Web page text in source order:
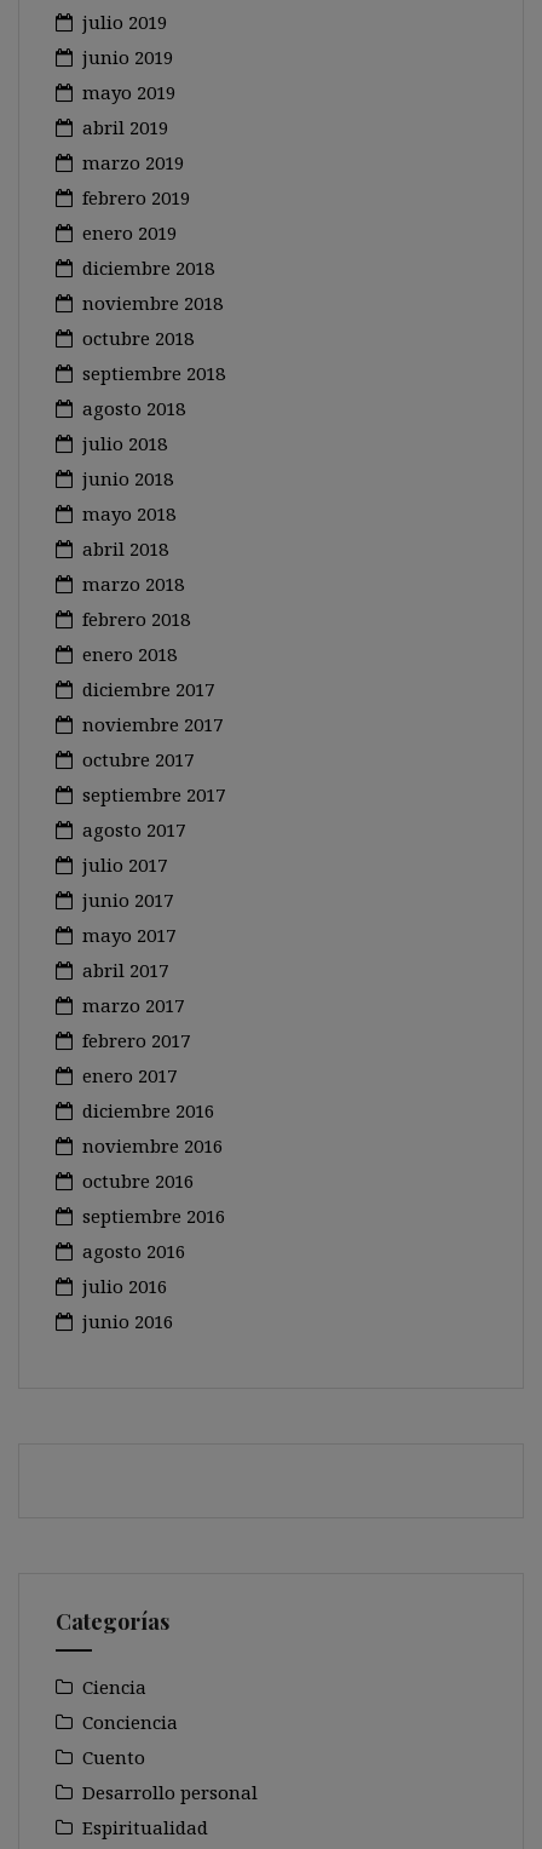
julio 2019
junio 2019
mayo 2019
abril 2019
marzo 2019
febrero 2019
enero 2019
diciembre 2018
noviembre 2018
octubre 2018
septiembre 2018
agosto 2018
julio 2018
junio 2018
mayo 2018
abril 2018
marzo 2018
febrero 2018
enero 2018
diciembre 2017
noviembre 2017
octubre 2017
septiembre 2017
agosto 2017
julio 2017
junio 2017
mayo 2017
abril 2017
marzo 2017
febrero 2017
enero 2017
diciembre 2016
noviembre 2016
octubre 2016
septiembre 2016
agosto 2016
julio 2016
junio 2016
Categorías
Ciencia
Conciencia
Cuento
Desarrollo personal
Espiritualidad